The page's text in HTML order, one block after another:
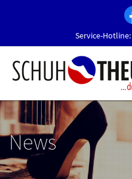
Service-Hotline:
News